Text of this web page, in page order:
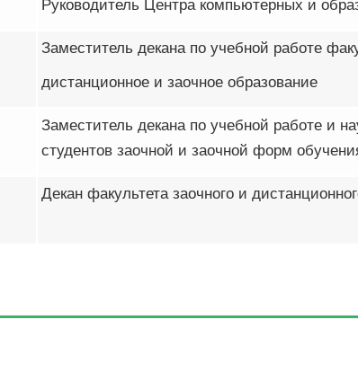
Заместитель декана по учебной работе
дистанционное и заочное образование
Заместитель декана по учебной работе и
студентов заочной и заочной форм
Декан факультета заочного и